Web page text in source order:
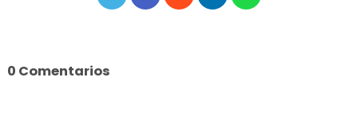
0 Comentarios